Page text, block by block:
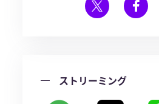
ストリーミング